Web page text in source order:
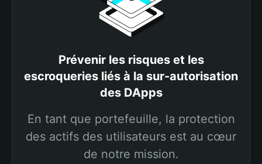
Prévenir les risques et les
escroqueries liés à la sur-autorisation
des DApps
En tant que portefeuille, la protection
des actifs des utilisateurs est au cœur
de notre mission.